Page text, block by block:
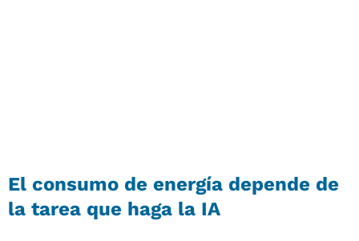
El consumo de energía depende de
la tarea que haga la IA